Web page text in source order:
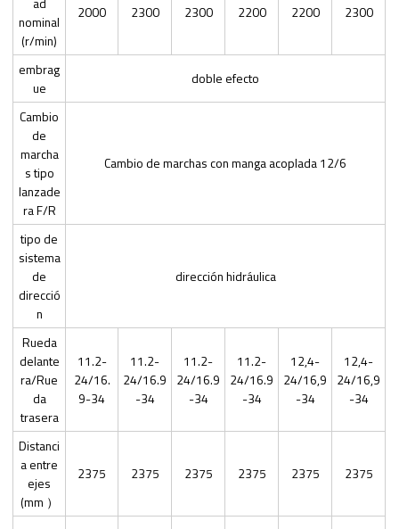
nominal
(r/min)
2000 2300 2300 2200 2200 2300
embrag
ue
doble efecto
Cambio
de
marcha
s tipo
lanzade
ra F/R
Cambio de marchas con manga acoplada 12/6
tipo de
sistema
de
direcció
n
dirección hidráulica
Rueda
delante
ra/Rue
da
trasera
11.2-
24/16.
9-34
11.2-
24/16.9
-34
11.2-
24/16.9
-34
11.2-
24/16.9
-34
12,4-
24/16,9
-34
12,4-
24/16,9
-34
Distanci
a entre
ejes
(mm ）
2375 2375 2375 2375 2375 2375